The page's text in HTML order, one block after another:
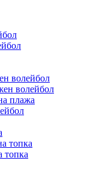
волейбол
волейбол
плажа
топка
топка